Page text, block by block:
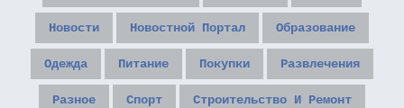
Новости Новостной Портал Образование
Одежда Питание Покупки Развлечения
Разное Спорт Строительство И Ремонт